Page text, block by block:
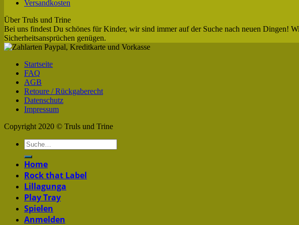
Versandkosten
Über Truls und Trine
Bei uns findest Du schönes für Kinder, wir sind immer auf der Suche nach neuen Dingen!
Sicherheitsansprüchen genügen.
Startseite
FAQ
AGB
Retoure / Rückgaberecht
Datenschutz
Impressum
Copyright 2020 © Truls und Trine
Home
Rock that Label
Lillagunga
Play Tray
Spielen
Anmelden